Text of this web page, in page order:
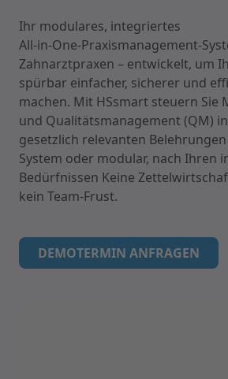
Ihr modulares, integriertes
Zahnarztpraxen – entwickelt, um
spürbar einfacher, sicherer und
machen. Mit HSsmart steuern
und Qualitätsmanagement (QM)
gesetzlich relevanten
System oder modular, nach Ihren
Bedürfnissen Keine
kein Team-Frust.
DEMOTERMIN ANFRAGEN